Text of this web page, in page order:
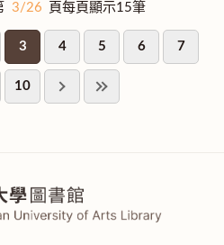
3/26 頁每頁顯示15筆
3 4 5 6 7
10